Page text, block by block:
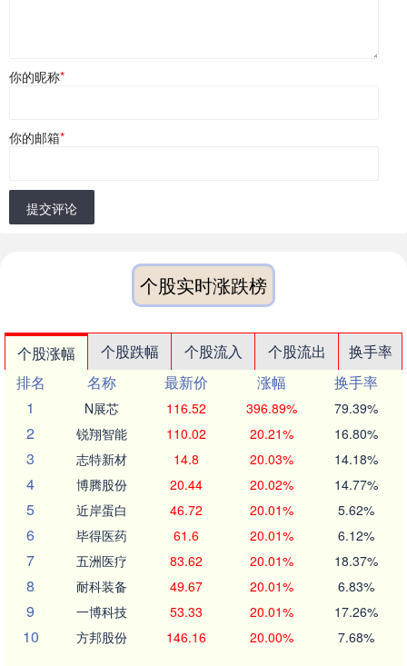
你的昵称*
你的邮箱*
提交评论
个股实时涨跌榜
个股涨幅 个股跌幅 个股流入 个股流出
换手率
排名
名称 最新价 涨幅
换手率
1
N展芯 116.52 396.89% 79.39%
2 锐翔智能 110.02 20.21% 16.80%
3 志特新材 14.8 20.03% 14.18%
4 博腾股份 20.44 20.02% 14.77%
5 近岸蛋白 46.72 20.01% 5.62%
6 毕得医药 61.6 20.01% 6.12%
7 五洲医疗 83.62 20.01% 18.37%
8 耐科装备 49.67 20.01% 6.83%
9 一博科技 53.33 20.01% 17.26%
10 方邦股份 146.16 20.00% 7.68%